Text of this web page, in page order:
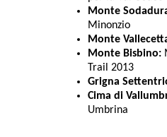
Monte
Minonzio
Monte
Monte Bisbino:
Trail 2013
Grigna
Cima di
Umbrina